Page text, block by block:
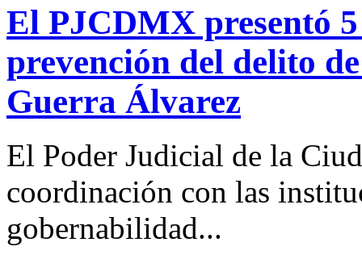
El PJCDMX presentó
prevención del delito
Guerra Álvarez
El Poder Judicial de la
coordinación con las
gobernabilidad...